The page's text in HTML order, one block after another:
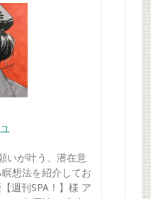
いが叶う、潜在意
想法を紹介してお
週刊SPA！】様 ア